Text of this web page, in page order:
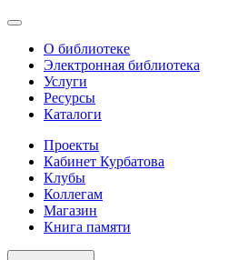
О библиотеке
Электронная библиотека
Услуги
Ресурсы
Каталоги
Проекты
Кабинет Курбатова
Клубы
Коллегам
Магазин
Книга памяти